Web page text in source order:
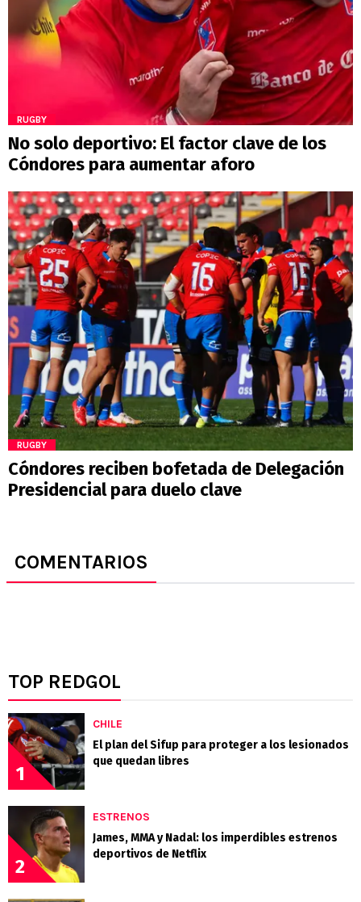
RUGBY
No solo deportivo: El factor clave de los
Cóndores para aumentar aforo
RUGBY
Cóndores reciben bofetada de Delegación
Presidencial para duelo clave
COMENTARIOS
TOP REDGOL
1
CHILE
El plan del Sifup para proteger a los lesionados
que quedan libres
2
ESTRENOS
James, MMA y Nadal: los imperdibles estrenos
deportivos de Netflix